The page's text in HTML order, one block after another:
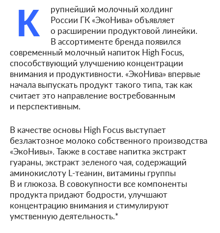
К
рупнейший молочный холдинг
России ГК «ЭкоНива» объявляет
о расширении продуктовой линейки.
В ассортименте бренда появился
современный молочный напиток High Focus,
способствующий улучшению концентрации
внимания и продуктивности. «ЭкоНива» впервые
начала выпускать продукт такого типа, так как
считает это направление востребованным
и перспективным.
В качестве основы High Focus выступает
безлактозное молоко собственного производства
«ЭкоНивы». Также в составе напитка экстракт
гуараны, экстракт зеленого чая, содержащий
аминокислоту L-теанин, витамины группы
B и глюкоза. В совокупности все компоненты
продукта придают бодрости, улучшают
концентрацию внимания и стимулируют
умственную деятельность.*